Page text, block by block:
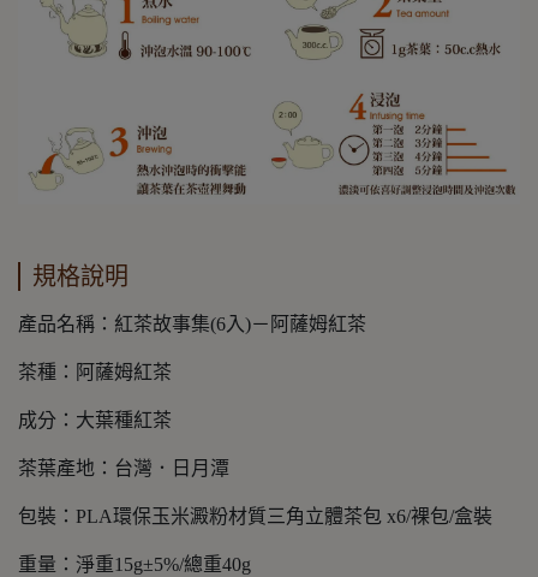
規格說明
產品名稱：紅茶故事集(6入)－阿薩姆紅茶
茶種：阿薩姆紅茶
成分：大葉種紅茶
茶葉產地：台灣．日月潭
包裝：PLA環保玉米澱粉材質三角立體茶包 x6/裸包/盒裝
重量：淨重15g±5%/總重40g